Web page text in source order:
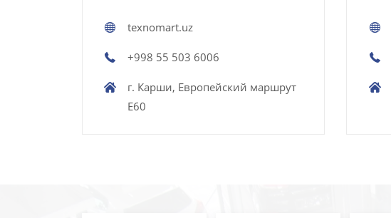
texnomart.uz
+998 55 503 6006
г. Карши, Европейский маршрут
E60